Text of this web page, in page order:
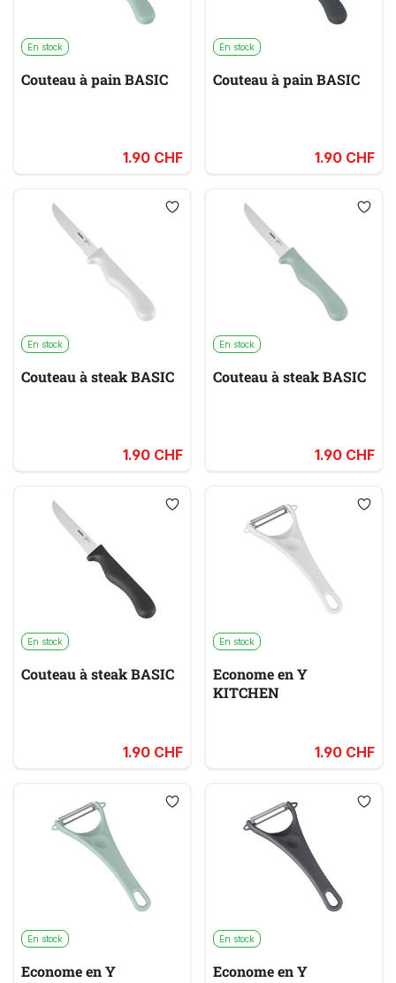
En stock
Couteau à pain BASIC
1.90 CHF
En stock
Couteau à pain BASIC
1.90 CHF
En stock
Couteau à steak BASIC
1.90 CHF
En stock
Couteau à steak BASIC
1.90 CHF
En stock
Couteau à steak BASIC
1.90 CHF
En stock
Econome en Y
KITCHEN
1.90 CHF
En stock
Econome en Y
En stock
Econome en Y